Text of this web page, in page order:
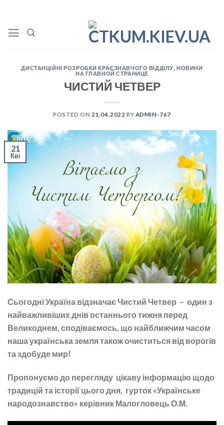
content
ДИСТАНЦІЙНІ РОЗРОБКИ КРАЄЗНАВЧОГО ВІДДІЛУ ,НОВИНИ
НА ГЛАВНОЙ СТРАНИЦЕ
ЧИСТИЙ ЧЕТВЕР
POSTED ON 21.04.2022 BY ADMIN-767
21
Кві
Сьогодні Україна відзначає Чистий Четвер – один з
найважливіших днів останнього тижня перед
Великоднем, сподіваємось, що найближчим часом
наша українська земля також очиститься від ворогів
та здобуде мир!
Пропонуємо до перегляду цікаву інформацію щодо
традицій та історії цього дня, гурток «Українське
народознавство» керівник Малогловець О.М.